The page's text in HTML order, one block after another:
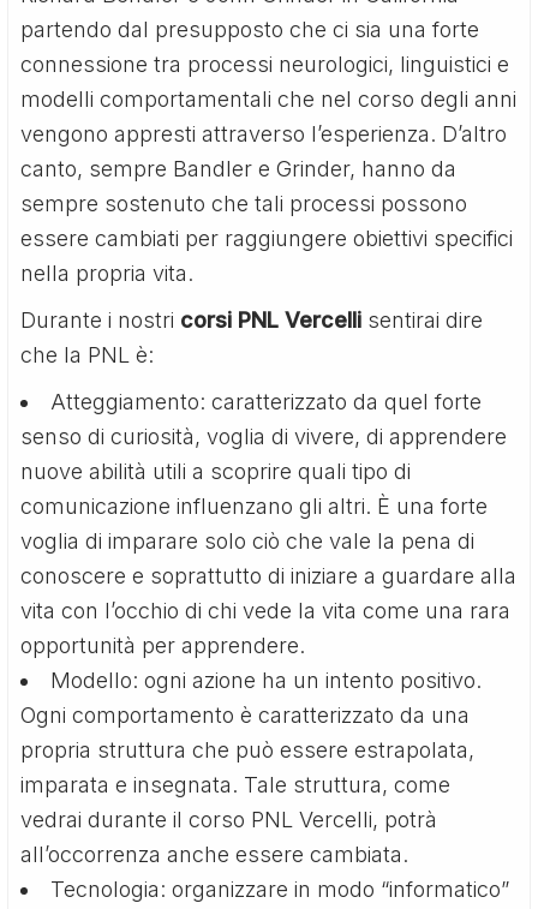
partendo dal presupposto che ci sia una forte
connessione tra processi neurologici, linguistici e
modelli comportamentali che nel corso degli anni
vengono appresti attraverso l’esperienza. D’altro
canto, sempre Bandler e Grinder, hanno da
sempre sostenuto che tali processi possono
essere cambiati per raggiungere obiettivi specifici
nella propria vita.
Durante i nostri corsi PNL Vercelli sentirai dire
che la PNL è:
Atteggiamento: caratterizzato da quel forte
senso di curiosità, voglia di vivere, di apprendere
nuove abilità utili a scoprire quali tipo di
comunicazione influenzano gli altri. È una forte
voglia di imparare solo ciò che vale la pena di
conoscere e soprattutto di iniziare a guardare alla
vita con l’occhio di chi vede la vita come una rara
opportunità per apprendere.
Modello: ogni azione ha un intento positivo.
Ogni comportamento è caratterizzato da una
propria struttura che può essere estrapolata,
imparata e insegnata. Tale struttura, come
vedrai durante il corso PNL Vercelli, potrà
all’occorrenza anche essere cambiata.
Tecnologia: organizzare in modo “informatico”